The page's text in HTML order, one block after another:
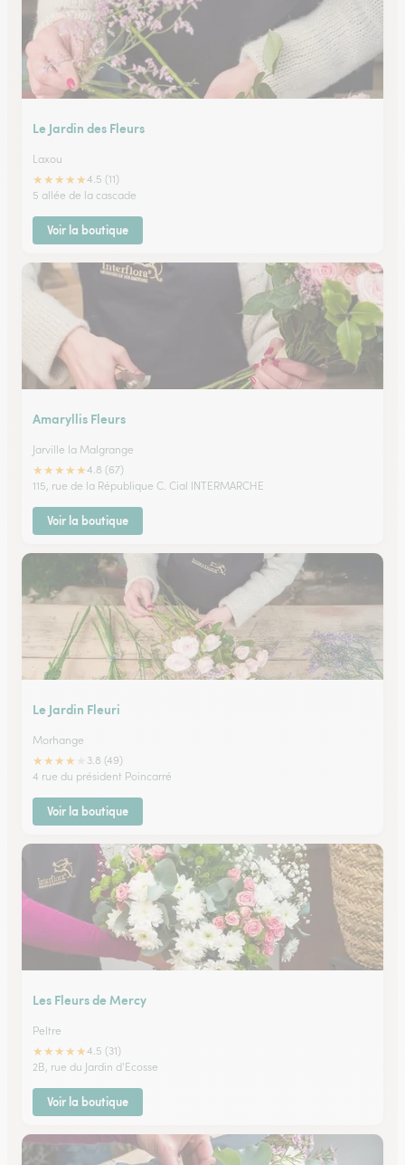
Le Jardin des Fleurs
Laxou
★★★★★4.5 (11)
5 allée de la cascade
Voir la boutique
Amaryllis Fleurs
Jarville la Malgrange
★★★★★4.8 (67)
115, rue de la République C. Cial INTERMARCHE
Voir la boutique
Le Jardin Fleuri
Morhange
★★★★
3.8 (49)
4 rue du président Poincarré
Voir la boutique
Les Fleurs de Mercy
Peltre
★★★★★4.5 (31)
2B, rue du Jardin d'Ecosse
Voir la boutique